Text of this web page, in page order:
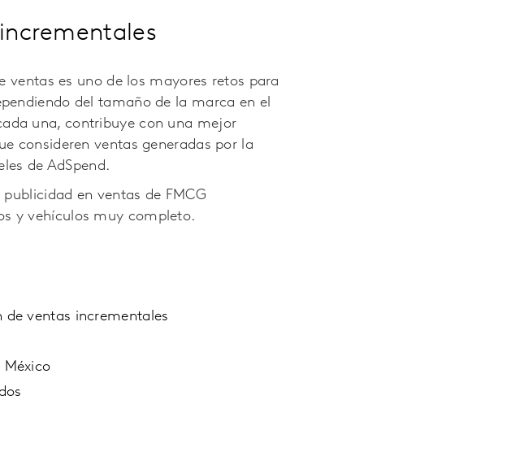
ventas es uno de los mayores retos para
del tamaño de la marca en el
una, contribuye con una mejor
consideren ventas generadas por la
de AdSpend.
en ventas de FMCG
y vehículos muy completo.
ventas incrementales
México